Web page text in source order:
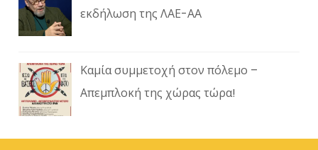
εκδήλωση της ΛΑΕ-ΑΑ
Καμία συμμετοχή στον πόλεμο –
Απεμπλοκή της χώρας τώρα!